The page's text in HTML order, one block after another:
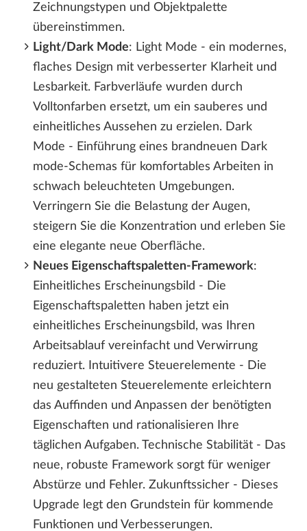
Zeichnungstypen und Objektpalette
übereinstimmen.
Light/Dark Mode: Light Mode - ein modernes,
flaches Design mit verbesserter Klarheit und
Lesbarkeit. Farbverläufe wurden durch
Volltonfarben ersetzt, um ein sauberes und
einheitliches Aussehen zu erzielen. Dark
Mode - Einführung eines brandneuen Dark
mode-Schemas für komfortables Arbeiten in
schwach beleuchteten Umgebungen.
Verringern Sie die Belastung der Augen,
steigern Sie die Konzentration und erleben Sie
eine elegante neue Oberfläche.
Neues Eigenschaftspaletten-Framework:
Einheitliches Erscheinungsbild - Die
Eigenschaftspaletten haben jetzt ein
einheitliches Erscheinungsbild, was Ihren
Arbeitsablauf vereinfacht und Verwirrung
reduziert. Intuitivere Steuerelemente - Die
neu gestalteten Steuerelemente erleichtern
das Auffinden und Anpassen der benötigten
Eigenschaften und rationalisieren Ihre
täglichen Aufgaben. Technische Stabilität - Das
neue, robuste Framework sorgt für weniger
Abstürze und Fehler. Zukunftssicher - Dieses
Upgrade legt den Grundstein für kommende
Funktionen und Verbesserungen.